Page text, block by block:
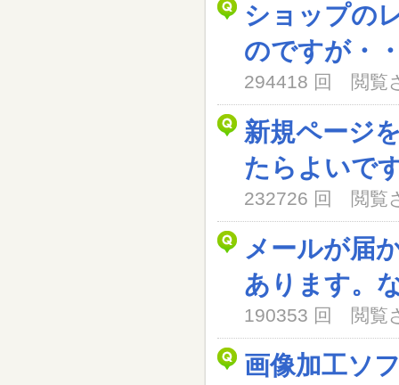
ショップの
のですが・
294418 回 閲覧
新規ページ
たらよいで
232726 回 閲覧
メールが届
あります。
190353 回 閲覧
画像加工ソ